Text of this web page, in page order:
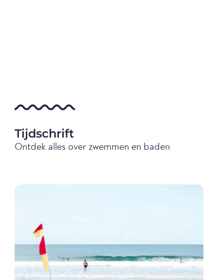
Tijdschrift
Ontdek alles over zwemmen en baden